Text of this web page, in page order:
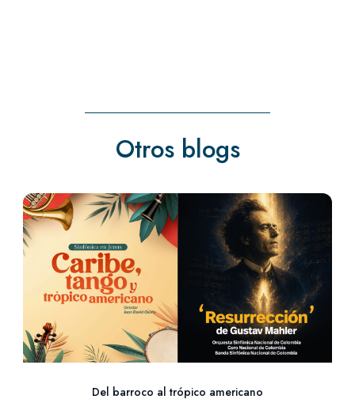
Otros blogs
Del barroco al trópico americano